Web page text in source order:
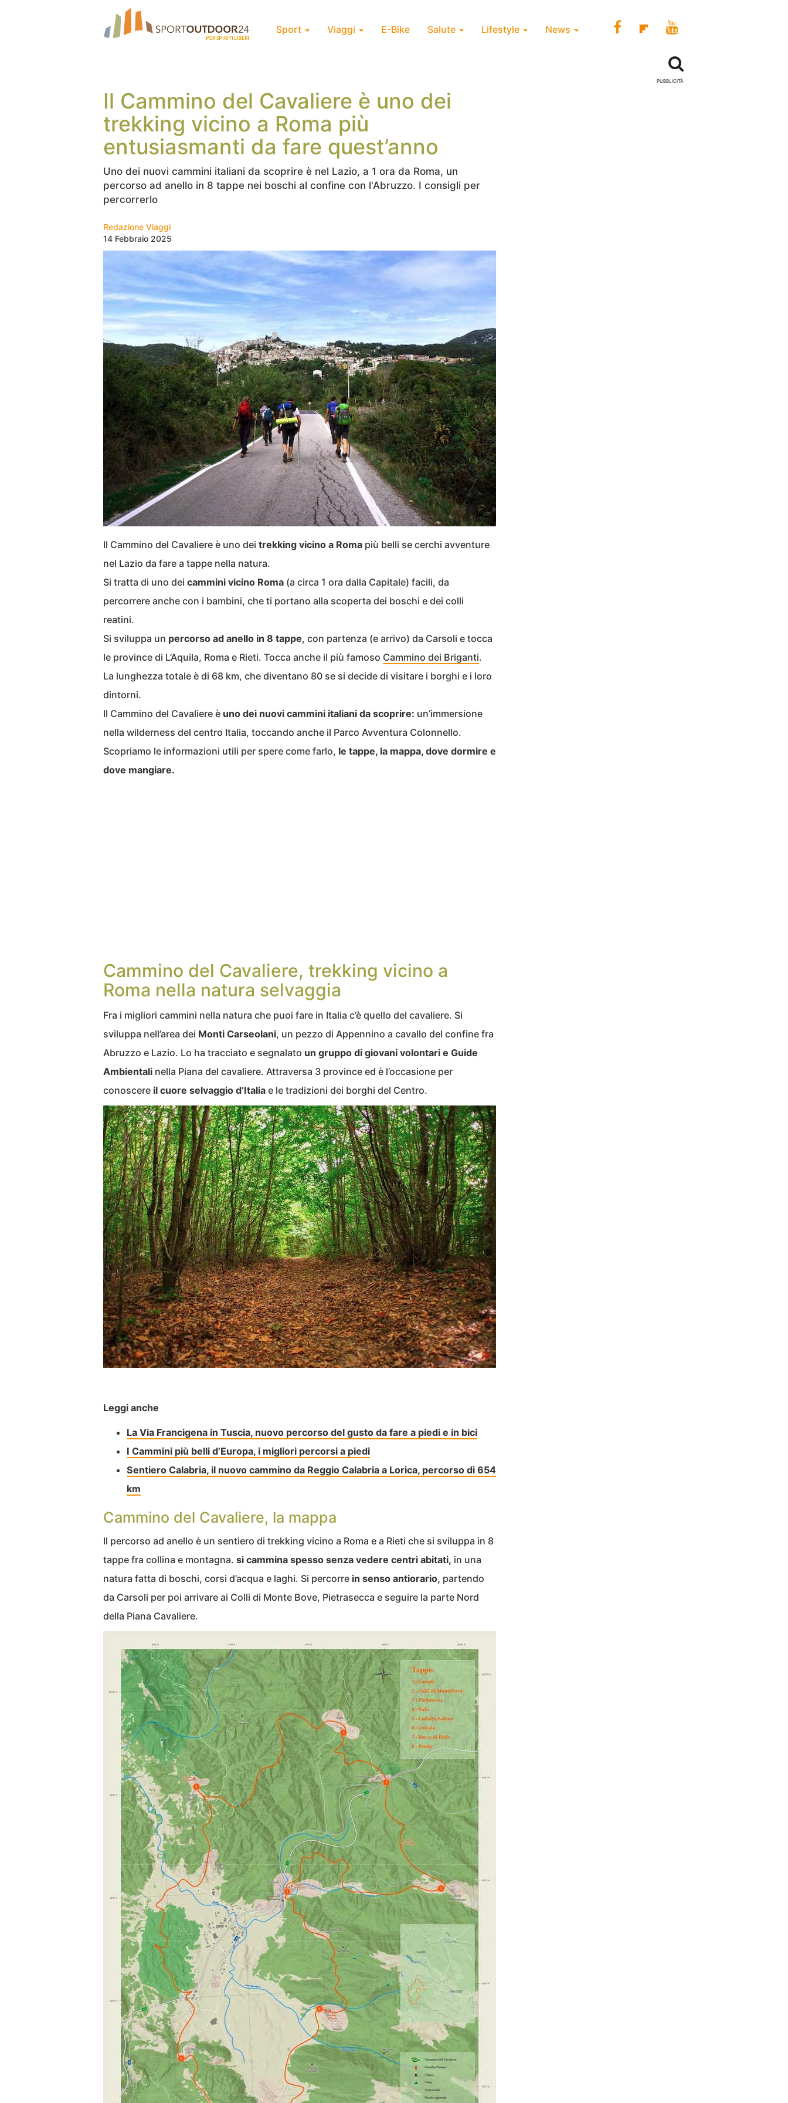
Sport Viaggi E-Bike Salute Lifestyle News
Il Cammino del Cavaliere è uno dei
trekking vicino a Roma più
entusiasmanti da fare quest’anno
Uno dei nuovi cammini italiani da scoprire è nel Lazio, a 1 ora da Roma, un
percorso ad anello in 8 tappe nei boschi al confine con l'Abruzzo. I consigli per
percorrerlo
Redazione Viaggi
14 Febbraio 2025
Il Cammino del Cavaliere è uno dei trekking vicino a Roma più belli se cerchi avventure
nel Lazio da fare a tappe nella natura.
Si tratta di uno dei cammini vicino Roma (a circa 1 ora dalla Capitale) facili, da
percorrere anche con i bambini, che ti portano alla scoperta dei boschi e dei colli
reatini.
Si sviluppa un percorso ad anello in 8 tappe, con partenza (e arrivo) da Carsoli e tocca
le province di L’Aquila, Roma e Rieti. Tocca anche il più famoso Cammino dei Briganti.
La lunghezza totale è di 68 km, che diventano 80 se si decide di visitare i borghi e i loro
dintorni.
Il Cammino del Cavaliere è uno dei nuovi cammini italiani da scoprire: un’immersione
nella wilderness del centro Italia, toccando anche il Parco Avventura Colonnello.
Scopriamo le informazioni utili per spere come farlo, le tappe, la mappa, dove dormire e
dove mangiare.
Cammino del Cavaliere, trekking vicino a
Roma nella natura selvaggia
Fra i migliori cammini nella natura che puoi fare in Italia c’è quello del cavaliere. Si
sviluppa nell’area dei Monti Carseolani, un pezzo di Appennino a cavallo del confine fra
Abruzzo e Lazio. Lo ha tracciato e segnalato un gruppo di giovani volontari e Guide
Ambientali nella Piana del cavaliere. Attraversa 3 province ed è l’occasione per
conoscere il cuore selvaggio d’Italia e le tradizioni dei borghi del Centro.
Leggi anche
La Via Francigena in Tuscia, nuovo percorso del gusto da fare a piedi e in bici
I Cammini più belli d’Europa, i migliori percorsi a piedi
Sentiero Calabria, il nuovo cammino da Reggio Calabria a Lorica, percorso di 654
km
Cammino del Cavaliere, la mappa
Il percorso ad anello è un sentiero di trekking vicino a Roma e a Rieti che si sviluppa in 8
tappe fra collina e montagna. si cammina spesso senza vedere centri abitati, in una
natura fatta di boschi, corsi d’acqua e laghi. Si percorre in senso antiorario, partendo
da Carsoli per poi arrivare ai Colli di Monte Bove, Pietrasecca e seguire la parte Nord
della Piana Cavaliere.
PUBBLICITÀ